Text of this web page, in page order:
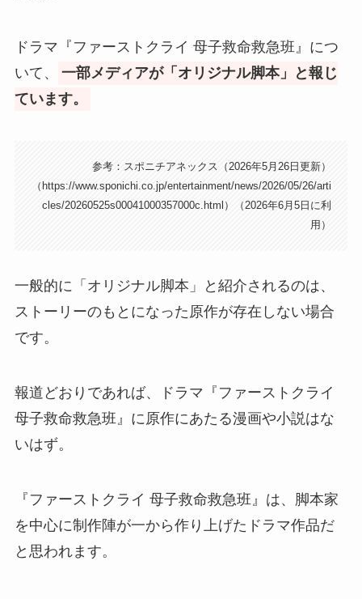
ドラマ『ファーストクライ 母子救命救急班』につ
いて、
一部メディアが「オリジナル脚本」と報じ
ています。
参考：スポニチアネックス（2026年5月26日更新）
（https://www.sponichi.co.jp/entertainment/news/2026/05/26/arti
cles/20260525s00041000357000c.html）（2026年6月5日に利
用）
一般的に「オリジナル脚本」と紹介されるのは、
ストーリーのもとになった原作が存在しない場合
です。
報道どおりであれば、ドラマ『ファーストクライ
母子救命救急班』に原作にあたる漫画や小説はな
いはず。
『ファーストクライ 母子救命救急班』は、脚本家
を中心に制作陣が一から作り上げたドラマ作品だ
と思われます。